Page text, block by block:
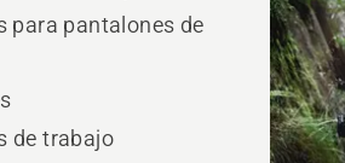
para pantalones de
de trabajo